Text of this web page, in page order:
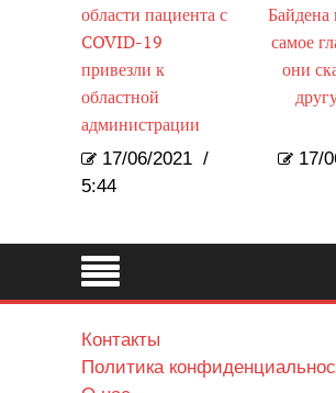
области пациента с
COVID-19
привезли к
областной
администрации
17/06/2021 /
5:44
самое
они
17/
Контакты
Политика